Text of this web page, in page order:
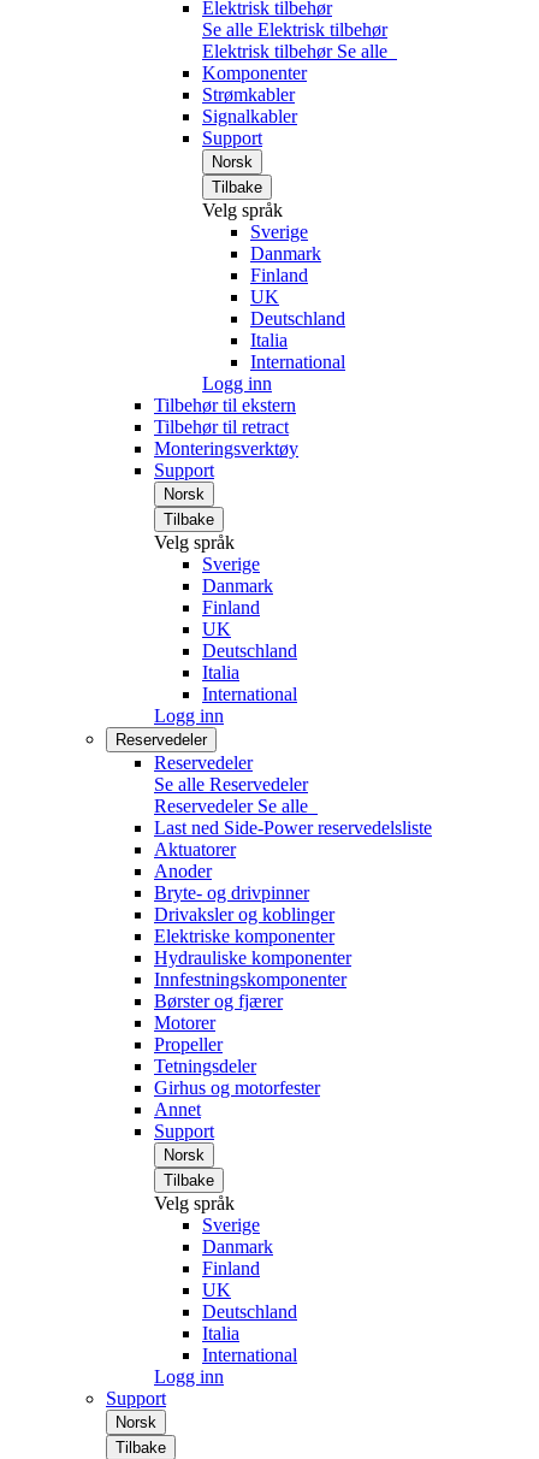
Elektrisk tilbehør
Se alle Elektrisk tilbehør
Elektrisk tilbehør Se alle
Komponenter
Strømkabler
Signalkabler
Support
Norsk
Tilbake
Velg språk
Sverige
Danmark
Finland
UK
Deutschland
Italia
International
Logg inn
Tilbehør til ekstern
Tilbehør til retract
Monteringsverktøy
Support
Norsk
Tilbake
Velg språk
Sverige
Danmark
Finland
UK
Deutschland
Italia
International
Logg inn
Reservedeler
Reservedeler
Se alle Reservedeler
Reservedeler Se alle
Last ned Side-Power reservedelsliste
Aktuatorer
Anoder
Bryte- og drivpinner
Drivaksler og koblinger
Elektriske komponenter
Hydrauliske komponenter
Innfestningskomponenter
Børster og fjærer
Motorer
Propeller
Tetningsdeler
Girhus og motorfester
Annet
Support
Norsk
Tilbake
Velg språk
Sverige
Danmark
Finland
UK
Deutschland
Italia
International
Logg inn
Support
Norsk
Tilbake